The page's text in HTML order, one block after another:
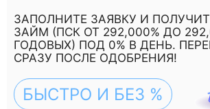
ЗАПОЛНИТЕ ЗАЯВКУ И
ЗАЙМ (ПСК ОТ 292,000% ДО
ГОДОВЫХ) ПОД 0% В ДЕНЬ.
СРАЗУ ПОСЛЕ ОДОБРЕНИЯ!
БЫСТРО И БЕЗ %